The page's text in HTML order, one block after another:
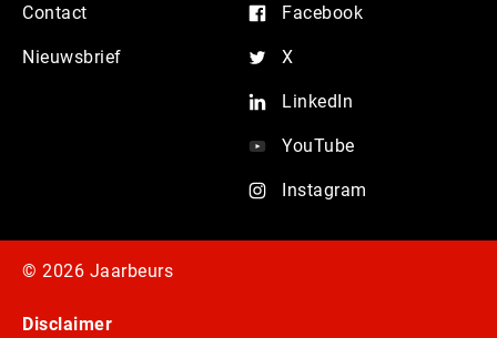
Contact
Nieuwsbrief
Facebook
X
LinkedIn
YouTube
Instagram
© 2026 Jaarbeurs
Disclaimer